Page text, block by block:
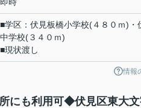
■学区：伏見板橋小学校(４８０ｍ)・
中学校(３４０ｍ)
■現状渡し
情報
にも利用可◆伏見区東大